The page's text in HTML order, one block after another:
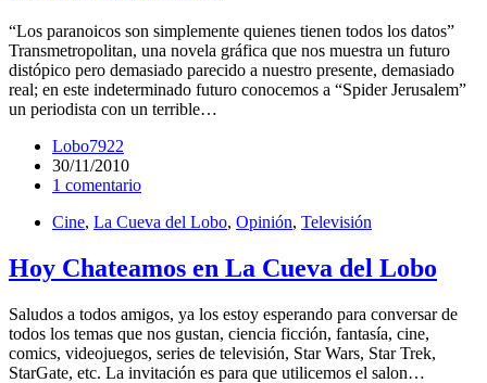
“Los paranoicos son simplemente quienes tienen todos los datos”
Transmetropolitan, una novela gráfica que nos muestra un futuro
distópico pero demasiado parecido a nuestro presente, demasiado
real; en este indeterminado futuro conocemos a “Spider Jerusalem”
un periodista con un terrible…
Lobo7922
30/11/2010
1 comentario
Cine, La Cueva del Lobo, Opinión, Televisión
Hoy Chateamos en La Cueva del Lobo
Saludos a todos amigos, ya los estoy esperando para conversar de
todos los temas que nos gustan, ciencia ficción, fantasía, cine,
comics, videojuegos, series de televisión, Star Wars, Star Trek,
StarGate, etc. La invitación es para que utilicemos el salon…